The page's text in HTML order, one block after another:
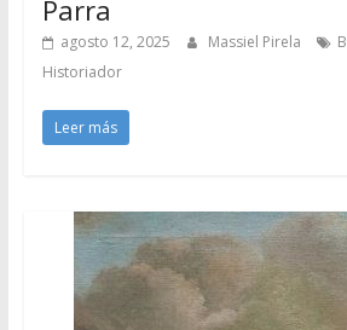
Parra
agosto 12, 2025 Massiel Pirela
Historiador
Leer más